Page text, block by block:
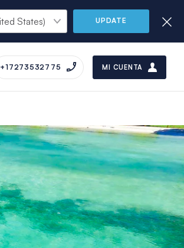
UPDATE
+17273532775 MI CUENTA